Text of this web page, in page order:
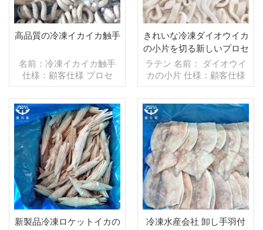
消不能のLCを一目で 発
送：入金確認後20日以内
起源：中国 ブランド：fu
wang hang
払い：TT/С確認された取
消不能のLCを一目で 発
送：入金確認後20日以内
起源：中国 ブランド：fu
wang hang
高品質の冷凍イカイカ触手
名前：冷凍イカイカ触手
仕様：顧客仕様 プロセ
ス：白化 グレージング：
IQF 40％（カスタマイズ
可能） 包装：1kg/バッ
グ,10kg /織りバッグ（カ
スタマイズ可能） 販売モ
デル：卸売/輸出 min .注
文：20フィートコンテ
ナ/40フィートコンテナ 支
払い：TT/С確認された取
消不能のLCを一目で 発
送：入金確認後20日以内
起源：中国 ブランド：fu
wang hang
続きを読む
きれいな冷凍ダイオウイカ
の小片を切る新しいプロセ
ス
ラテン 名前： ダイオウイ
カの小片 仕様：顧客仕様
プロセス：ゆで グレージ
ング：IQF 40％（カスタ
マイズ可能） 包装：1kg/
バッグ,10kg /織りバッグ
（カスタマイズ可能） 販
売モデル：卸売/輸出 min .
注文：20フィートコンテ
ナ/40フィートコンテナ 支
払い：TT/С確認された取
消不能のLCを一目で 発
送：入金確認後20日以内
起源：中国 ブランド：fu
wan hang
続きを読む
新製品冷凍ロケットイカの
冷凍水産会社 卸し手羽付